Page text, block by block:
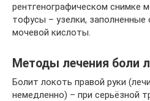
рентгенографическом снимке
тофусы – узелки, заполненные
мочевой кислоты.
Методы лечения боли
Болит локоть правой руки
немедленно) – при серьёзной